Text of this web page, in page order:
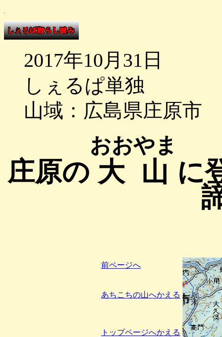
2017年10月31日
しぇるぱ単独
山域：広島県庄原市
庄原の 大山
おおやま
に
前ページへ
あちこちの山へかえる
トップページへかえる